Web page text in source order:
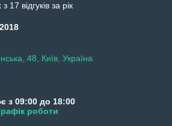
17 відгуків за рік
48, Київ, Україна
з 09:00 до 18:00
роботи